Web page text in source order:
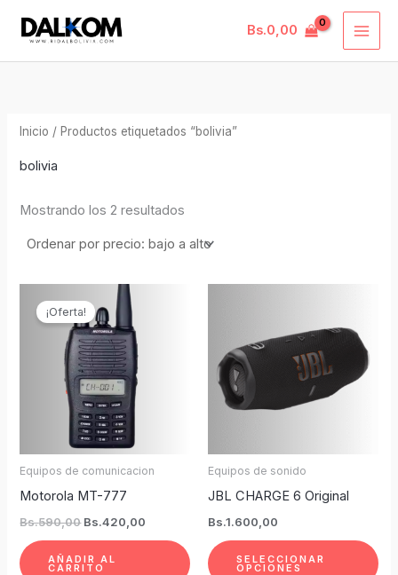
contenido
Bs.0,00
Inicio / Productos etiquetados “bolivia”
bolivia
Mostrando los 2 resultados
alto
¡Oferta!
Equipos de comunicacion
Motorola MT-777
Bs.590,00
precio
original
era:
Bs.590,00.
Bs.420,00
AÑADIR AL
CARRITO
Equipos de sonido
JBL CHARGE 6 Original
Bs.1.600,00
SELECCIONAR
OPCIONES
la